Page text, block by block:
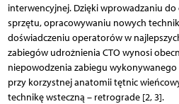
interwencyjnej. Dzięki wprowadzaniu
sprzętu, opracowywaniu nowych
doświadczeniu operatorów w
zabiegów udrożnienia CTO wynosi
niepowodzenia zabiegu
przy korzystnej anatomii tętnic
technikę wsteczną – retrograde [2, 3].